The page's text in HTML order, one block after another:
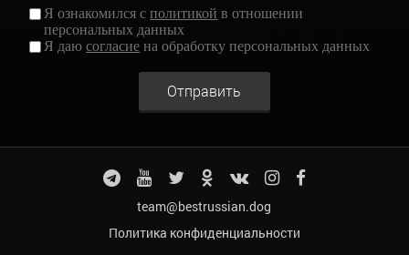
Я ознакомился сполитикой в отношении
персональных данных
Я даюсогласие на обработку персональных данных
Отправить
team@bestrussian.dog
Политика конфиденциальности